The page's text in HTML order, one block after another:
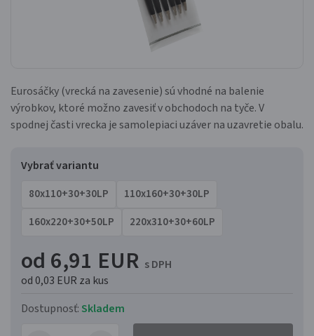
Eurosáčky (vrecká na zavesenie) sú vhodné na balenie
výrobkov, ktoré možno zavesiť v obchodoch na tyče. V
spodnej časti vrecka je samolepiaci uzáver na uzavretie obalu.
Vybrať variantu
80x110+30+30LP
110x160+30+30LP
160x220+30+50LP
220x310+30+60LP
od 6,91 EUR s DPH
od 0,03 EUR za kus
Dostupnosť:Skladem